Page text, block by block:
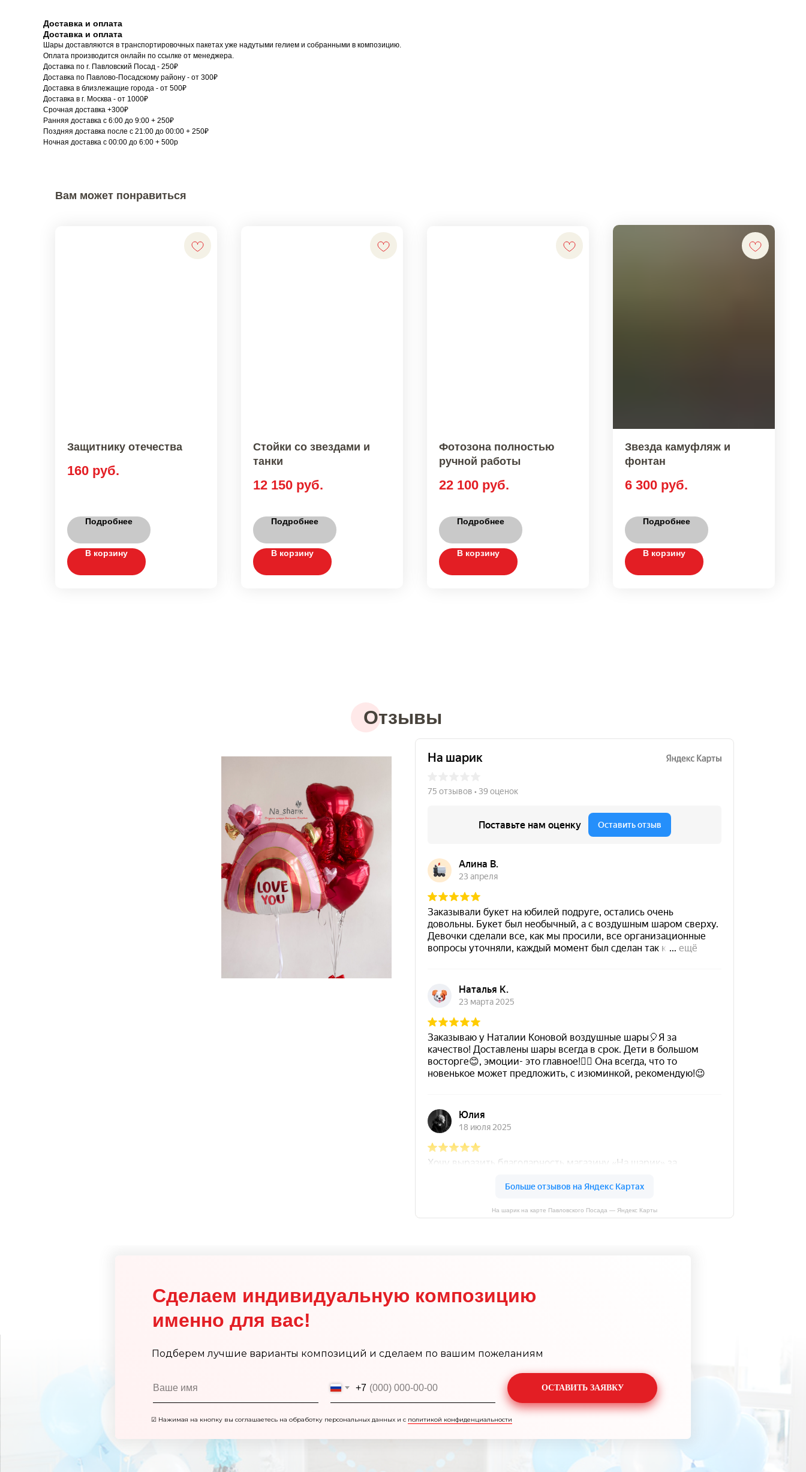
Доставка и оплата
Доставка и оплата
Шары доставляются в транспортировочных пакетах уже надутыми гелием и собранными в композицию.
Оплата производится онлайн по ссылке от менеджера.
Доставка по г. Павловский Посад - 250₽
Доставка по Павлово-Посадскому району - от 300₽
Доставка в близлежащие города - от 500₽
Доставка в г. Москва - от 1000₽
Срочная доставка +300₽
Ранняя доставка с 6:00 до 9:00 + 250₽
Поздняя доставка после с 21:00 до 00:00 + 250₽
Ночная доставка с 00:00 до 6:00 + 500р
Вам может понравиться
Защитнику отечества
160 руб.
Подробнее
В корзину
Стойки со звездами и
танки
12 150 руб.
Подробнее
В корзину
Фотозона полностью
ручной работы
22 100 руб.
Подробнее
В корзину
Звезда камуфляж и
фонтан
6 300 руб.
Подробнее
В корзину
Отзывы
На шарик на карте Павловского Посада — Яндекс Карты
Сделаем индивидуальную композицию
именно для вас!
Подберем лучшие варианты композиций и сделаем по вашим пожеланиям
+7 ОСТАВИТЬ ЗАЯВКУ
☑ Нажимая на кнопку вы соглашаетесь на обработку персональных данных и с политикой конфиденциальности